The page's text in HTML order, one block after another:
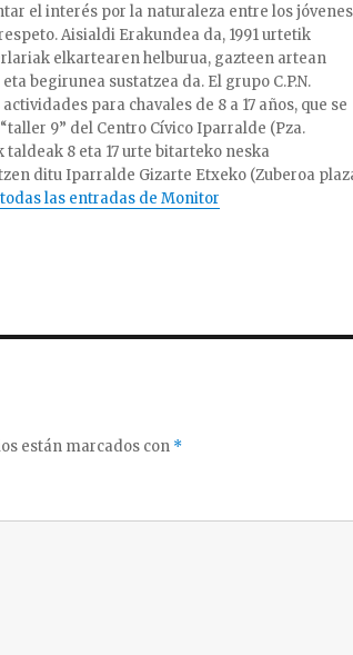
el interés por la naturaleza entre los jóvenes
Aisialdi Erakundea da, 1991 urtetik
elkartearen helburua, gazteen artean
begirunea sustatzea da. El grupo C.P.N.
para chavales de 8 a 17 años, que se
9” del Centro Cívico Iparralde (Pza.
taldeak 8 eta 17 urte bitarteko neska
ditu Iparralde Gizarte Etxeko (Zuberoa
las entradas de Monitor
están marcados con *